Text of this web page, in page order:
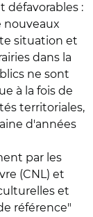
défavorables :
nouveaux
situation et
dans la
ne sont
à la fois de
territoriales,
d'années
par les
(CNL) et
et
référence"